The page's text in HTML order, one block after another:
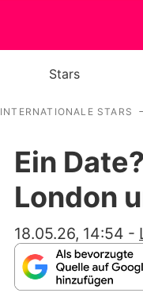
Stars
INTERNATIONALE STARS
Ein
London
18.05.26, 14:54 -